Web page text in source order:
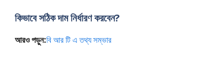
কিভাবে সঠিক দাম নির্ধারণ করবেন?
আরও পড়ুন:বি আর টি এ তথ্য সম্ভার